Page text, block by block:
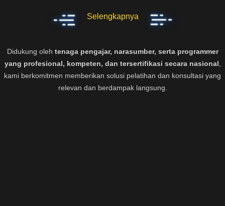
Selengkapnya
Didukung oleh tenaga pengajar, narasumber, serta programmer
yang profesional, kompeten, dan tersertifikasi secara nasional
kami berkomitmen memberikan solusi pelatihan dan konsultasi yang
relevan dan berdampak langsung.